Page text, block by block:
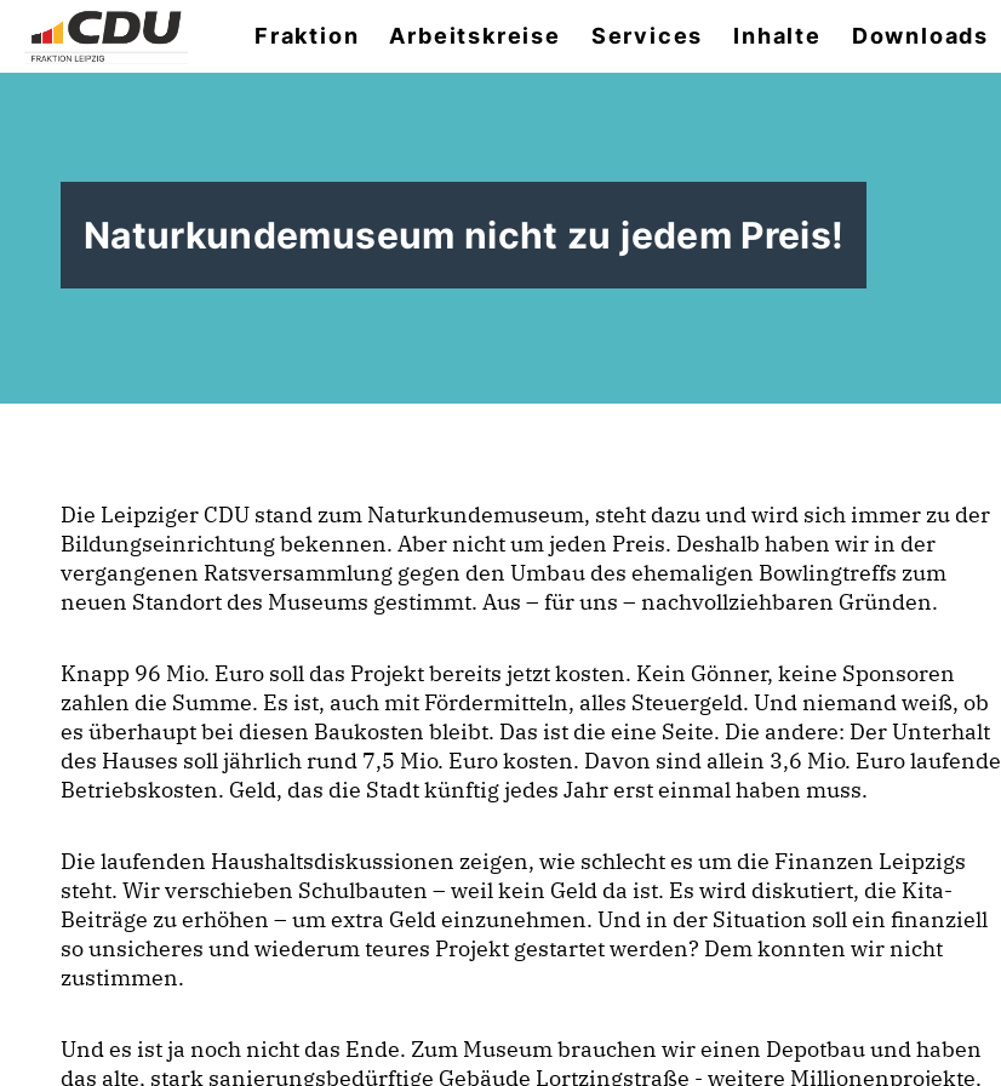
Fraktion Arbeitskreise Services Inhalte Downloads
Naturkundemuseum nicht zu jedem Preis!
Die Leipziger CDU stand zum Naturkundemuseum, steht dazu und wird sich immer zu der
Bildungseinrichtung bekennen. Aber nicht um jeden Preis. Deshalb haben wir in der
vergangenen Ratsversammlung gegen den Umbau des ehemaligen Bowlingtreffs zum
neuen Standort des Museums gestimmt. Aus – für uns – nachvollziehbaren Gründen.
Knapp 96 Mio. Euro soll das Projekt bereits jetzt kosten. Kein Gönner, keine Sponsoren
zahlen die Summe. Es ist, auch mit Fördermitteln, alles Steuergeld. Und niemand weiß, ob
es überhaupt bei diesen Baukosten bleibt. Das ist die eine Seite. Die andere: Der Unterhalt
des Hauses soll jährlich rund 7,5 Mio. Euro kosten. Davon sind allein 3,6 Mio. Euro laufende
Betriebskosten. Geld, das die Stadt künftig jedes Jahr erst einmal haben muss.
Die laufenden Haushaltsdiskussionen zeigen, wie schlecht es um die Finanzen Leipzigs
steht. Wir verschieben Schulbauten – weil kein Geld da ist. Es wird diskutiert, die Kita-
Beiträge zu erhöhen – um extra Geld einzunehmen. Und in der Situation soll ein finanziell
so unsicheres und wiederum teures Projekt gestartet werden? Dem konnten wir nicht
zustimmen.
Und es ist ja noch nicht das Ende. Zum Museum brauchen wir einen Depotbau und haben
das alte, stark sanierungsbedürftige Gebäude Lortzingstraße - weitere Millionenprojekte.